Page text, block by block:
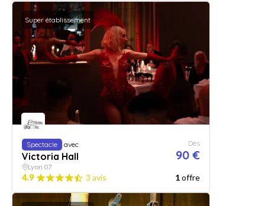
Super établissement
Spectacle avec
Victoria Hall
Dès
90 €
Lyon 07
4.9 3 avis 1offre